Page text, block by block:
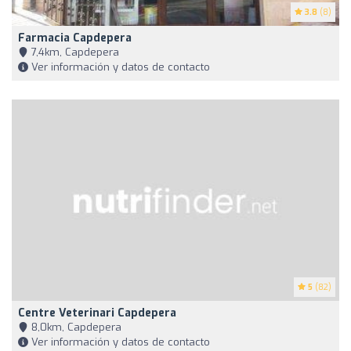
3.8 (8)
Farmacia Capdepera
7,4km, Capdepera
Ver información y datos de contacto
5 (82)
Centre Veterinari Capdepera
8,0km, Capdepera
Ver información y datos de contacto